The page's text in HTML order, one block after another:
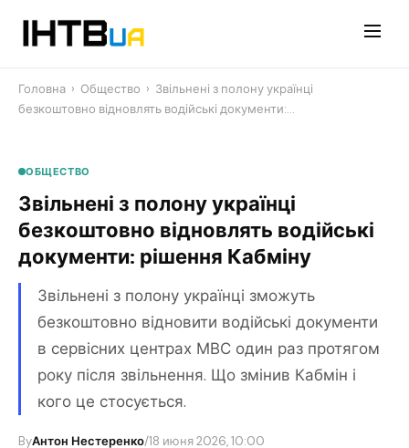
Головна › Общество › Звільнені з полону українці
безкоштовно відновлять водійські документи:…
ОБЩЕСТВО
Звільнені з полону українці
безкоштовно відновлять водійські
документи: рішення Кабміну
Звільнені з полону українці зможуть
безкоштовно відновити водійські документи
в сервісних центрах МВС один раз протягом
року після звільнення. Що змінив Кабмін і
кого це стосується.
ByАнтон Нестеренко/18 июня 2026, 10:00